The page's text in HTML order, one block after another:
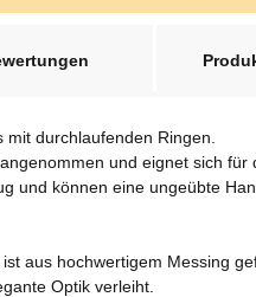
durchlaufenden Ringen.
und eignet sich
und können eine ungeübte
aus hochwertigem Messing
Optik verleiht.